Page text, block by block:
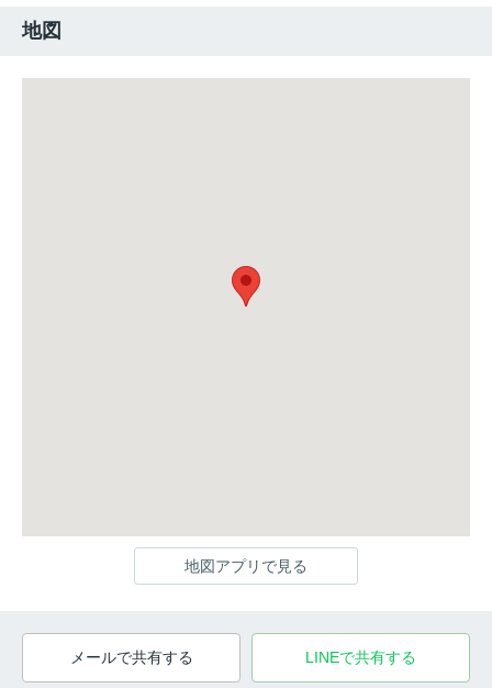
地図
地図アプリで見る
メールで共有する LINEで共有する